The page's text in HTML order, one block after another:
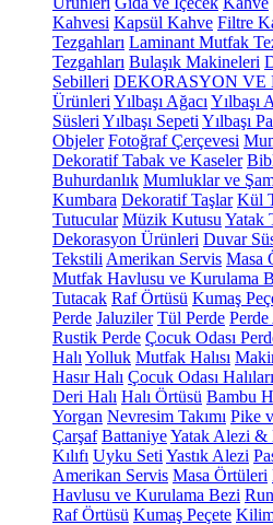
Kahvesi Kapsül Kahve Filtre
Tezgahları Laminant Mutfak
Tezgahları Bulaşık Makineleri
Sebilleri DEKORASYON VE
Ürünleri Yılbaşı Ağacı Yılbaşı
Süsleri Yılbaşı Sepeti Yılbaşı
Objeler Fotoğraf Çerçevesi
Dekoratif Tabak ve Kaseler
Buhurdanlık Mumluklar ve
Kumbara Dekoratif Taşlar Kül
Tutucular Müzik Kutusu Yatak
Dekorasyon Ürünleri Duvar
Tekstili Amerikan Servis Masa
Mutfak Havlusu ve Kurulama
Tutacak Raf Örtüsü Kumaş
Perde Jaluziler Tül Perde Perde
Rustik Perde Çocuk Odası
Halı Yolluk Mutfak Halısı
Hasır Halı Çocuk Odası Halıları
Deri Halı Halı Örtüsü Bambu
Yorgan Nevresim Takımı Pike
Çarşaf BattaniyeYatak Alezi &
Kılıfı Uyku Seti Yastık Alezi
Amerikan Servis Masa Örtüleri
Havlusu ve Kurulama Bezi
Raf Örtüsü Kumaş Peçete